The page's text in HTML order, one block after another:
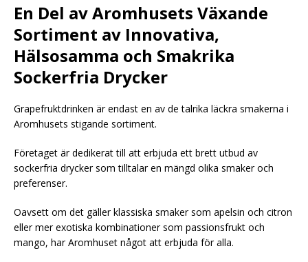
En Del av Aromhusets Växande
Sortiment av Innovativa,
Hälsosamma och Smakrika
Sockerfria Drycker
Grapefruktdrinken är endast en av de talrika läckra smakerna i
Aromhusets stigande sortiment.
Företaget är dedikerat till att erbjuda ett brett utbud av
sockerfria drycker som tilltalar en mängd olika smaker och
preferenser.
Oavsett om det gäller klassiska smaker som apelsin och citron
eller mer exotiska kombinationer som passionsfrukt och
mango, har Aromhuset något att erbjuda för alla.